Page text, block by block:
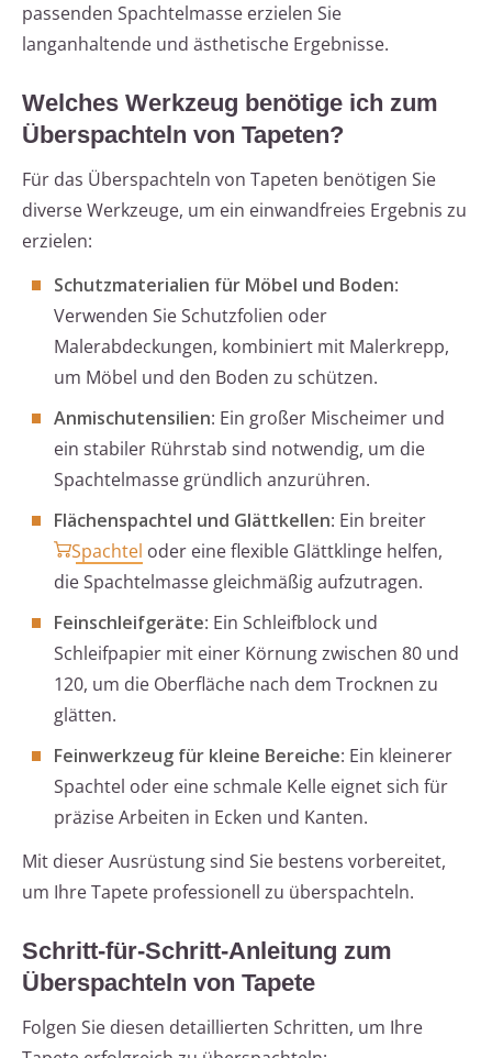
passenden Spachtelmasse erzielen Sie
langanhaltende und ästhetische Ergebnisse.
Welches Werkzeug benötige ich zum
Überspachteln von Tapeten?
Für das Überspachteln von Tapeten benötigen Sie
diverse Werkzeuge, um ein einwandfreies Ergebnis zu
erzielen:
Schutzmaterialien für Möbel und Boden:
Verwenden Sie Schutzfolien oder
Malerabdeckungen, kombiniert mit Malerkrepp,
um Möbel und den Boden zu schützen.
Anmischutensilien: Ein großer Mischeimer und
ein stabiler Rührstab sind notwendig, um die
Spachtelmasse gründlich anzurühren.
Flächenspachtel und Glättkellen: Ein breiter
Spachtel oder eine flexible Glättklinge helfen,
die Spachtelmasse gleichmäßig aufzutragen.
Feinschleifgeräte: Ein Schleifblock und
Schleifpapier mit einer Körnung zwischen 80 und
120, um die Oberfläche nach dem Trocknen zu
glätten.
Feinwerkzeug für kleine Bereiche: Ein kleinerer
Spachtel oder eine schmale Kelle eignet sich für
präzise Arbeiten in Ecken und Kanten.
Mit dieser Ausrüstung sind Sie bestens vorbereitet,
um Ihre Tapete professionell zu überspachteln.
Schritt-für-Schritt-Anleitung zum
Überspachteln von Tapete
Folgen Sie diesen detaillierten Schritten, um Ihre